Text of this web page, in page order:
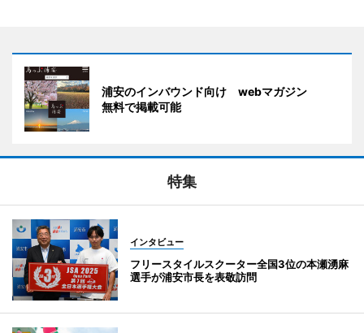
浦安のインバウンド向け webマガジン
無料で掲載可能
特集
インタビュー
フリースタイルスクーター全国3位の本瀬湧麻
選手が浦安市長を表敬訪問